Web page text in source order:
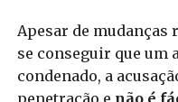
Apesar de mudanças
se conseguir que um
condenado, a
penetração e não é